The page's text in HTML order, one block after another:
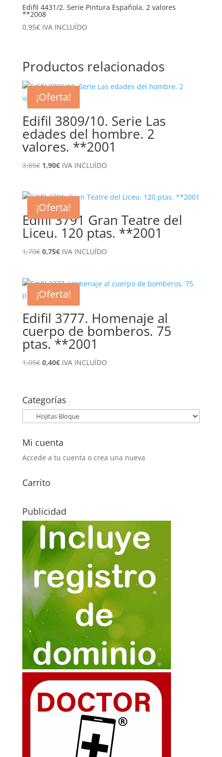
Edifil 4431/2. Serie Pintura Española. 2 valores
**2008
0,95€ IVA INCLUÍDO
Productos relacionados
¡Oferta!
Edifil 3809/10. Serie Las
edades del hombre. 2
valores. **2001
3,85€ El
era:
3,85€.
1,90€El
es:
1,90€.
IVA INCLUÍDO
¡Oferta!
Edifil 3791 Gran Teatre del
Liceu. 120 ptas. **2001
1,70€ El
era:
1,70€.
0,75€El
es:
0,75€.
IVA INCLUÍDO
¡Oferta!
Edifil 3777. Homenaje al
cuerpo de bomberos. 75
ptas. **2001
1,05€ El
1,05€.
0,40€El
0,40€.
IVA INCLUÍDO
Categorías
Mi cuenta
Accede a tu cuenta o crea una nueva
Carrito
Publicidad